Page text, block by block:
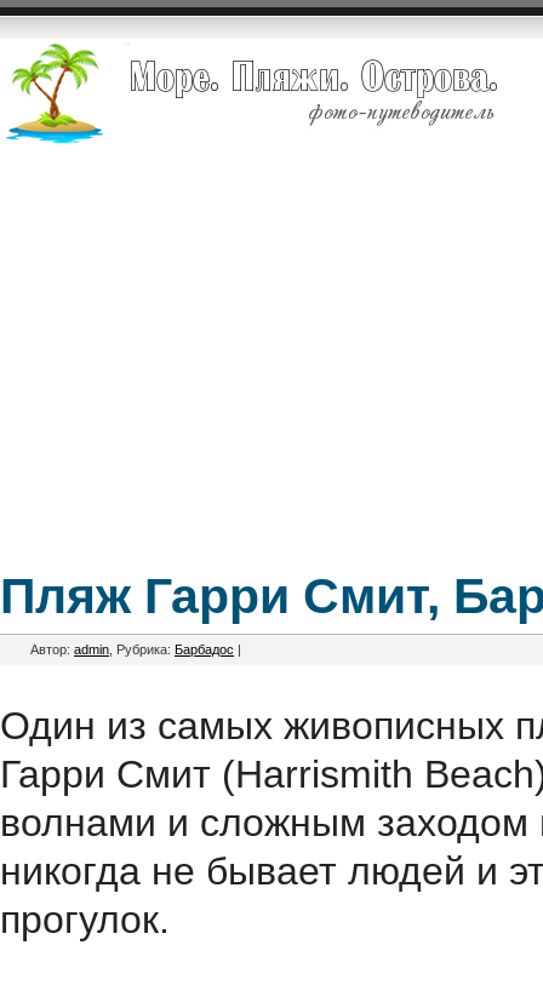
Пляж Гарри Смит,
Автор: admin , Рубрика: Барбадос |
Один из самых живописных
Гарри Смит (Harrismith
волнами и сложным заходом
никогда не бывает людей и
прогулок.